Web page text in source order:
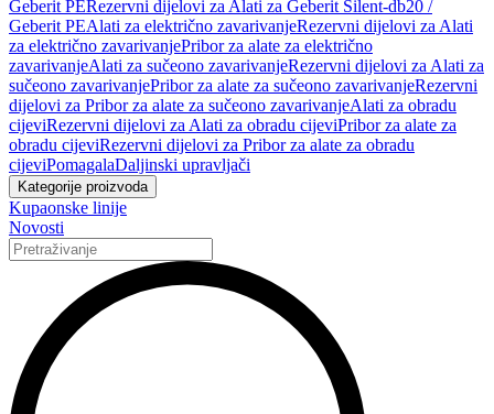
Geberit PERezervni dijelovi za Alati za Geberit Silent-db20 /
Geberit PEAlati za električno zavarivanjeRezervni dijelovi za Alati
za električno zavarivanjePribor za alate za električno
zavarivanjeAlati za sučeono zavarivanjeRezervni dijelovi za Alati za
sučeono zavarivanjePribor za alate za sučeono zavarivanjeRezervni
dijelovi za Pribor za alate za sučeono zavarivanjeAlati za obradu
cijeviRezervni dijelovi za Alati za obradu cijeviPribor za alate za
obradu cijeviRezervni dijelovi za Pribor za alate za obradu
cijeviPomagalaDaljinski upravljači
Kategorije proizvoda
Kupaonske linije
Novosti